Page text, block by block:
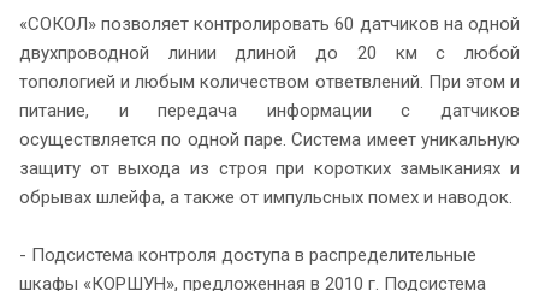
«СОКОЛ» позволяет контролировать 60 датчиков на одной
двухпроводной линии длиной до 20 км с любой
топологией и любым количеством ответвлений. При этом и
питание, и передача информации с датчиков
осуществляется по одной паре. Система имеет уникальную
защиту от выхода из строя при коротких замыканиях и
обрывах шлейфа, а также от импульсных помех и наводок.
- Подсистема контроля доступа в распределительные
шкафы «КОРШУН», предложенная в 2010 г. Подсистема